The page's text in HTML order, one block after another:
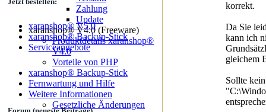
Zahlung
Update
xaranshop® V4.0 (Freeware)
Produktdetails xaranshop®
V4.0
Vorteile von PHP
xaranshop® Backup-Stick
Fernwartung und Hilfe
Weitere Informationen
Gesetzliche Änderungen
xaranshop® V5.0
xaranshop® Backup-Stick
Serviceangebote
korrekt.
Da Sie
kann ich
gleichem
Sollte